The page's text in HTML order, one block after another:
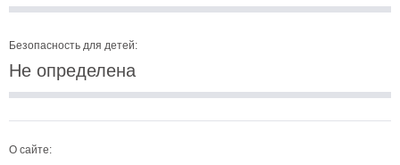
Безопасность для детей:
Не определена
О сайте: